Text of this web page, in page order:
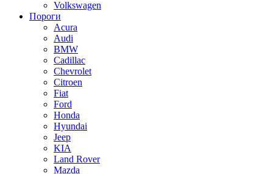
Volkswagen
Пороги
Acura
Audi
BMW
Cadillac
Chevrolet
Citroen
Fiat
Ford
Honda
Hyundai
Jeep
KIA
Land Rover
Mazda